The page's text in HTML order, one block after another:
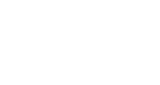
Jaraguá do Sul - SC, 89260-500